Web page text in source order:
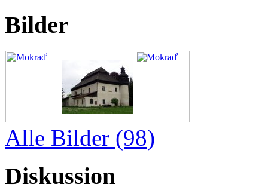
Bilder
Alle Bilder (98)
Diskussion